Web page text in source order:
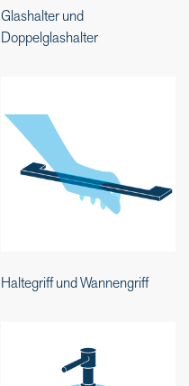
Glashalter und
Doppelglashalter
Haltegriff und Wannengriff